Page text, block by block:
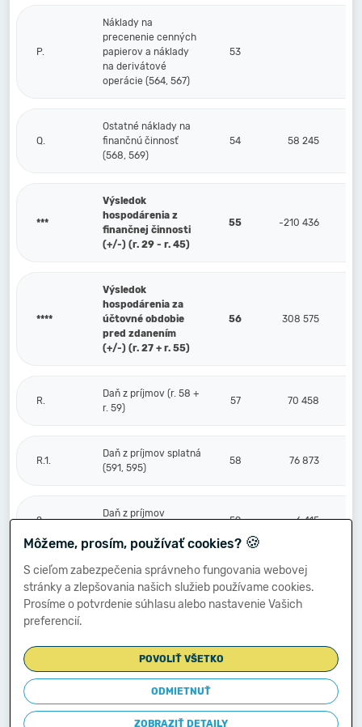
P.
Náklady na
precenenie cenných
papierov a náklady
na derivátové
operácie (564, 567)
53
Q.
Ostatné náklady na
finančnú činnosť
(568, 569)
54 58 245
***
Výsledok
hospodárenia z
finančnej činnosti
(+/-) (r. 29 - r. 45)
55 -210 436
****
Výsledok
hospodárenia za
účtovné obdobie
pred zdanením
(+/-) (r. 27 + r. 55)
56 308 575
R.
Daň z príjmov (r. 58 +
r. 59)
57 70 458
R.1.
Daň z príjmov splatná
(591, 595)
58 76 873
2.
Daň z príjmov
59 -6 415
S.
Prevod podielov na
výsledku
hospodárenia
60
****
Výsledok
hospodárenia za
účtovné obdobie po
zdanení (+/-) (r. 56
61 238 117
Môžeme, prosím, používať cookies? 🍪
S cieľom zabezpečenia správneho fungovania webovej
stránky a zlepšovania našich služieb používame cookies.
Prosíme o potvrdenie súhlasu alebo nastavenie Vašich
preferencií.
POVOLIŤ VŠETKO
ODMIETNUŤ
ZOBRAZIŤ DETAILY